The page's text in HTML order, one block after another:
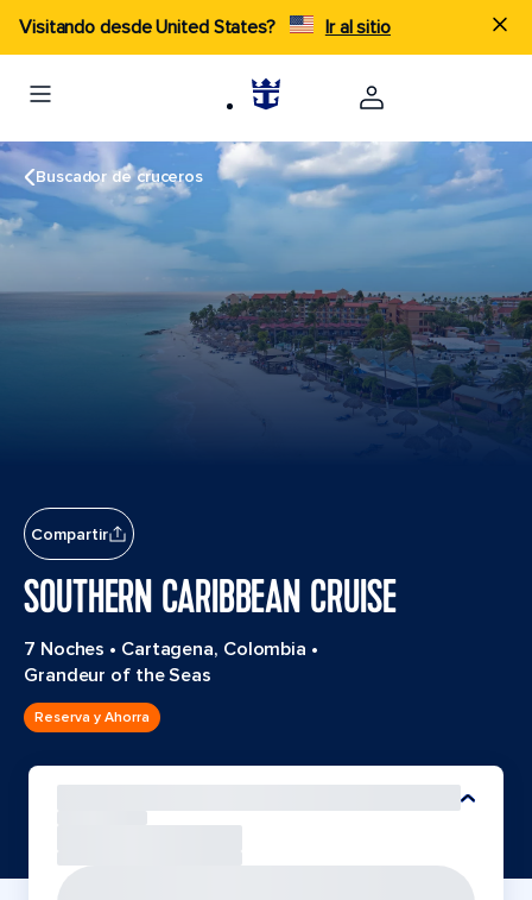
Visitando desde United States? Ir al sitio
Buscador de cruceros
Compartir
SOUTHERN CARIBBEAN CRUISE
7 Noches • Cartagena, Colombia •
Grandeur of the Seas
Reserva y Ahorra